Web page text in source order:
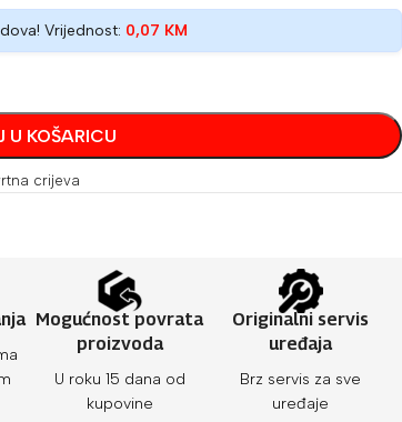
Vrijednost: 0,07 KM
U KOŠARICU
crijeva
Mogućnost povrata
proizvoda
U roku 15 dana od
kupovine
Originalni servis
uređaja
Brz servis za sve
uređaje